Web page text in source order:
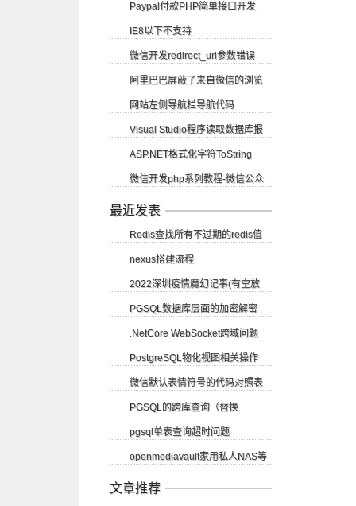
站logo图标
Paypal付款PHP简单接口开发
IE8以下不支持
getElementsByClassName方法
微信开发redirect_uri参数错误
阿里巴巴屏蔽了来自微信的浏览
请求
网站左侧导航栏导航代码
Visual Studio程序读取数据库报
错尝试读取或写入受保护的内存...
ASP.NET格式化字符ToString
微信开发php系列教程-微信公众
账号申请
最近发表
Redis查找所有不过期的redis值
nexus搭建流程
2022深圳疫情魔幻记事(有空放
图)
PGSQL数据库层面的加密解密
.NetCore WebSocket跨域问题
SignalR CORS跨域
PostgreSQL物化视图相关操作
微信默认表情符号的代码对照表
PGSQL的跨库查询（替换
dblink）
pgsql单表查询超时问题
（vacuum）
openmediavault家用私人NAS等
应用部署教程
文章推荐